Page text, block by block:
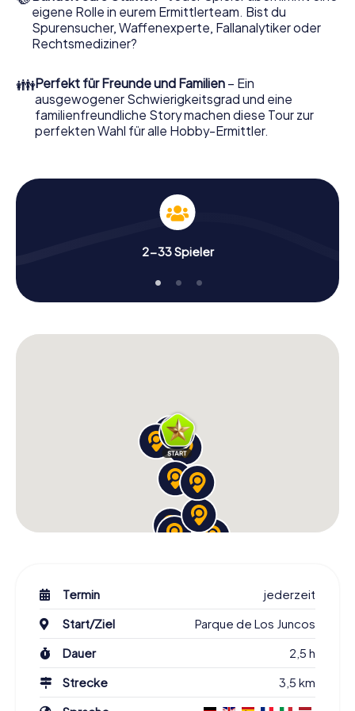
Nun fehlt Ihnen nur noch eine Kleinigkeit, um mit Ihren
Ermittlungen in Cartagena zu starten: Ihr Ticketcode!
Postfach. Jetzt starten Sie Ihren Online-Browser, geben
Ihren Code ein – und sind startklar!
Worauf warten Sie noch? Cartagena zählt auf Sie!
eigene Rolle in eurem Ermittlerteam. Bist du
Spurensucher, Waffenexperte, Fallanalytiker oder
Rechtsmediziner?
👪Perfekt für Freunde und Familien – Ein
ausgewogener Schwierigkeitsgrad und eine
familienfreundliche Story machen diese Tour zur
perfekten Wahl für alle Hobby-Ermittler.
2-33 Spieler
Termin
jederzeit
Start/Ziel
Parque de Los Juncos
Dauer
2,5 h
Strecke
3,5 km